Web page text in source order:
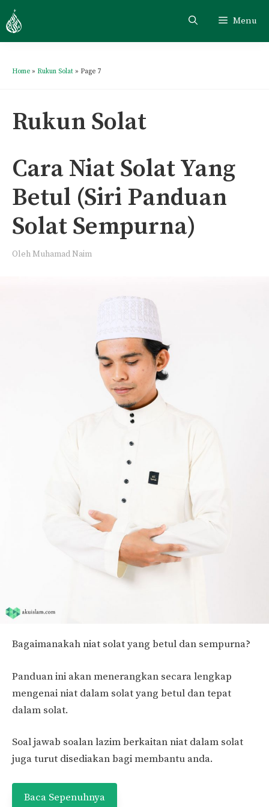
Skip
to
content
Menu
Home » Rukun Solat » Page 7
Rukun Solat
Cara Niat Solat Yang
Betul (Siri Panduan
Solat Sempurna)
OlehMuhamad Naim
Bagaimanakah niat solat yang betul dan sempurna?
Panduan ini akan menerangkan secara lengkap
mengenai niat dalam solat yang betul dan tepat
dalam solat.
Soal jawab soalan lazim berkaitan niat dalam solat
juga turut disediakan bagi membantu anda.
Baca Sepenuhnya